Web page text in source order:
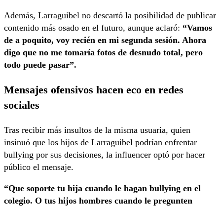
Además, Larraguibel no descartó la posibilidad de publicar
contenido más osado en el futuro, aunque aclaró: “Vamos
de a poquito, voy recién en mi segunda sesión. Ahora
digo que no me tomaría fotos de desnudo total, pero
todo puede pasar”.
Mensajes ofensivos hacen eco en redes
sociales
Tras recibir más insultos de la misma usuaria, quien
insinuó que los hijos de Larraguibel podrían enfrentar
bullying por sus decisiones, la influencer optó por hacer
público el mensaje.
“Que soporte tu hija cuando le hagan bullying en el
colegio. O tus hijos hombres cuando le pregunten